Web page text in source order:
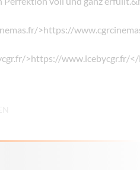
>https://
>https://www.icebycgr.fr/